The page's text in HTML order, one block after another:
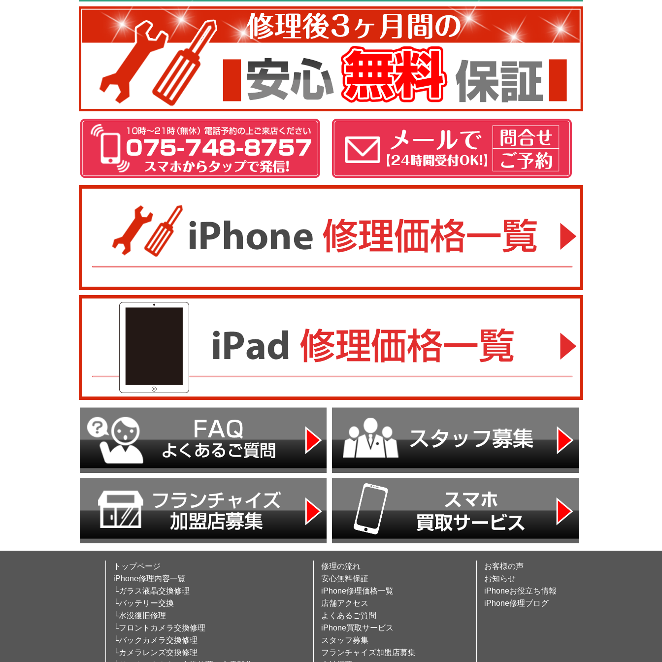
トップページ
iPhone修理内容一覧
└ガラス液晶交換修理
└バッテリー交換
└水没復旧修理
└フロントカメラ交換修理
└バックカメラ交換修理
└カメラレンズ交換修理
修理の流れ
安心無料保証
iPhone修理価格一覧
店舗アクセス
よくあるご質問
iPhone買取サービス
スタッフ募集
フランチャイズ加盟店募集
お客様の声
お知らせ
iPhoneお役立ち情報
iPhone修理ブログ